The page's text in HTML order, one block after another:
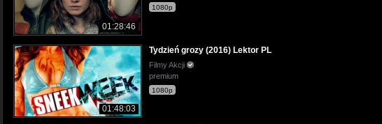
01:28:46
1080p
01:48:03
Tydzień grozy (2016) Lektor PL
Filmy Akcji
premium
1080p